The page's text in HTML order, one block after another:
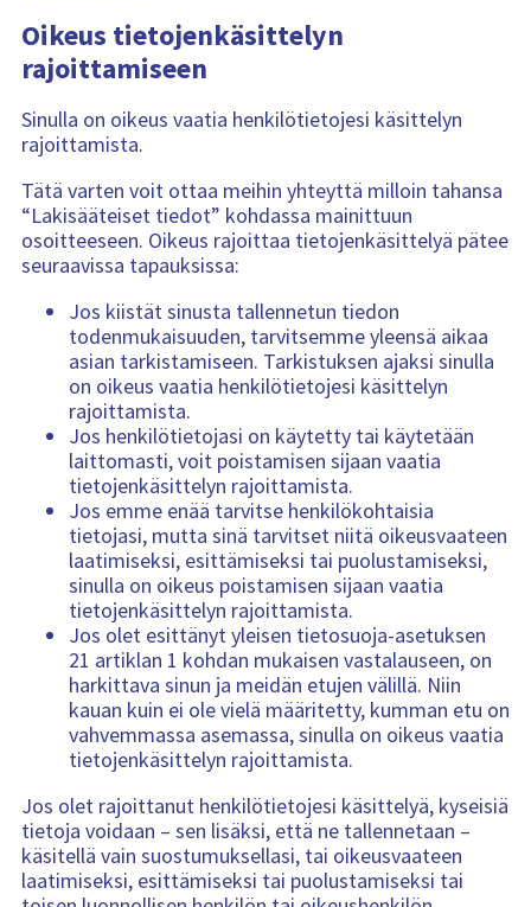
Oikeus tietojenkäsittelyn
rajoittamiseen
Sinulla on oikeus vaatia henkilötietojesi käsittelyn
rajoittamista.
Tätä varten voit ottaa meihin yhteyttä milloin tahansa
“Lakisääteiset tiedot” kohdassa mainittuun
osoitteeseen. Oikeus rajoittaa tietojenkäsittelyä pätee
seuraavissa tapauksissa:
Jos kiistät sinusta tallennetun tiedon
todenmukaisuuden, tarvitsemme yleensä aikaa
asian tarkistamiseen. Tarkistuksen ajaksi sinulla
on oikeus vaatia henkilötietojesi käsittelyn
rajoittamista.
Jos henkilötietojasi on käytetty tai käytetään
laittomasti, voit poistamisen sijaan vaatia
tietojenkäsittelyn rajoittamista.
Jos emme enää tarvitse henkilökohtaisia
tietojasi, mutta sinä tarvitset niitä oikeusvaateen
laatimiseksi, esittämiseksi tai puolustamiseksi,
sinulla on oikeus poistamisen sijaan vaatia
tietojenkäsittelyn rajoittamista.
Jos olet esittänyt yleisen tietosuoja-asetuksen
21 artiklan 1 kohdan mukaisen vastalauseen, on
harkittava sinun ja meidän etujen välillä. Niin
kauan kuin ei ole vielä määritetty, kumman etu on
vahvemmassa asemassa, sinulla on oikeus vaatia
tietojenkäsittelyn rajoittamista.
Jos olet rajoittanut henkilötietojesi käsittelyä, kyseisiä
tietoja voidaan – sen lisäksi, että ne tallennetaan –
käsitellä vain suostumuksellasi, tai oikeusvaateen
laatimiseksi, esittämiseksi tai puolustamiseksi tai